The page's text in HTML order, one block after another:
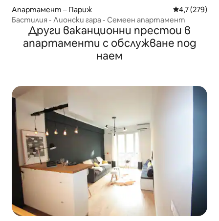
Апартамент – Париж Средна
4,7 (279)
Бастилия - Лионски гара - Семеен апартамент
Други ваканционни престои в
апартаменти с обслужване под
наем